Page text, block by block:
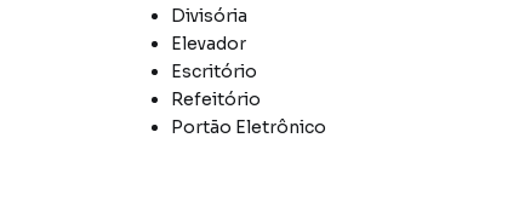
Divisória
Elevador
Escritório
Refeitório
Portão Eletrônico